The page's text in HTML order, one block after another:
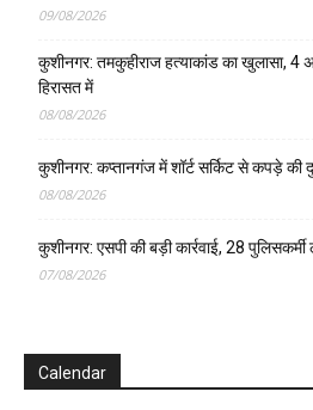
09/08/2026
कुशीनगर: तमकुहीराज हत्याकांड का खुलासा, 4
हिरासत में
08/08/2026
कुशीनगर: कप्तानगंज में शॉर्ट सर्किट से कपड़े
08/08/2026
कुशीनगर: एसपी की बड़ी कार्रवाई, 28 पुलिसकर्मी
07/08/2026
Calendar